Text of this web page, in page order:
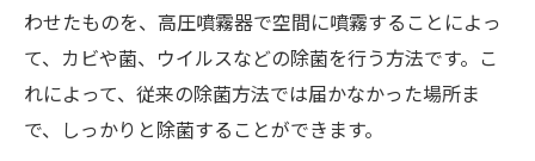
わせたものを、高圧噴霧器で空間に噴霧することによっ
て、カビや菌、ウイルスなどの除菌を行う方法です。こ
れによって、従来の除菌方法では届かなかった場所ま
で、しっかりと除菌することができます。